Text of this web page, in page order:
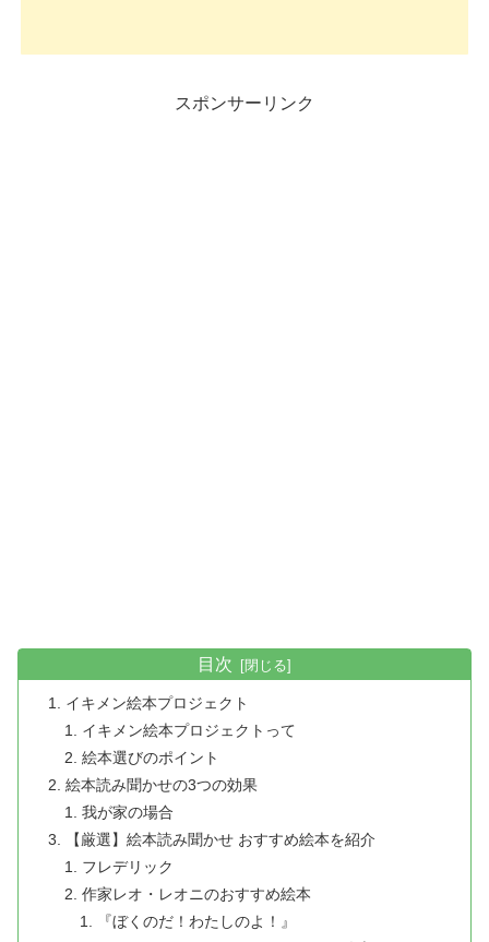
スポンサーリンク
目次
イキメン絵本プロジェクト
イキメン絵本プロジェクトって
絵本選びのポイント
絵本読み聞かせの3つの効果
我が家の場合
【厳選】絵本読み聞かせ おすすめ絵本を紹介
フレデリック
作家レオ・レオニのおすすめ絵本
『ぼくのだ！わたしのよ！』